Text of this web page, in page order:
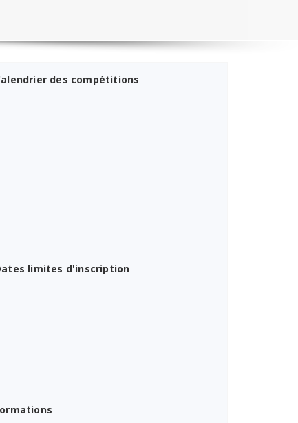
des compétitions
limites d'inscription